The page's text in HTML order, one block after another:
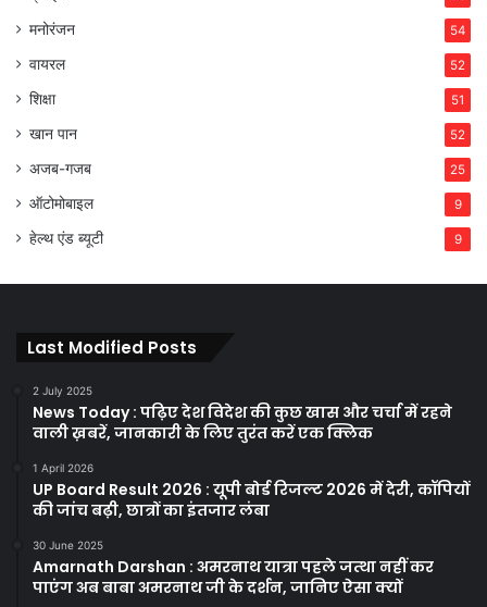
मनोरंजन 54
वायरल 52
शिक्षा 51
खान पान 52
अजब-गजब 25
ऑटोमोबाइल 9
हेल्थ एंड ब्यूटी 9
Last Modified Posts
2 July 2025
News Today : पढ़िए देश विदेश की कुछ खास और चर्चा में रहने
वाली ख़बरें, जानकारी के लिए तुरंत करें एक क्लिक
1 April 2026
UP Board Result 2026 : यूपी बोर्ड रिजल्ट 2026 में देरी, कॉपियों
की जांच बढ़ी, छात्रों का इंतजार लंबा
30 June 2025
Amarnath Darshan : अमरनाथ यात्रा पहले जत्था नहीं कर
पाएंग अब बाबा अमरनाथ जी के दर्शन, जानिए ऐसा क्यों